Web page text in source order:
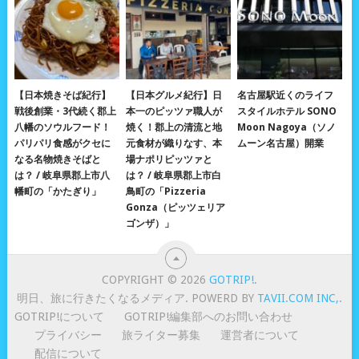
【日本焼きそば紀行】
戦後創業・3代続く郡上
八幡のソウルフード！
パリパリ食感がクセに
なる名物焼きそばと
は？ / 岐阜県郡上市八
幡町の「かたぎり」
【日本グルメ紀行】日
本一のピッツァ職人が
焼く！郡上の清流と地
元食材が織りなす、本
場ナポリピッツァと
は？ / 岐阜県郡上市白
鳥町の「Pizzeria
Gonza（ピッツェリア
ゴンザ）」
名古屋駅近くのライフ
スタイルホテル SONO
Moon Nagoya（ソノ
ムーン名古屋）開業
COPYRIGHT © 2026GOTRIP!.
明日、旅に行きたくなるメディア. POWERD BY TAVII.COM INC,.
GOTRIP!について
GOTRIP!編集部へのお問い合わせ
プライバシー
旅ライター募集
運営者について
配信について